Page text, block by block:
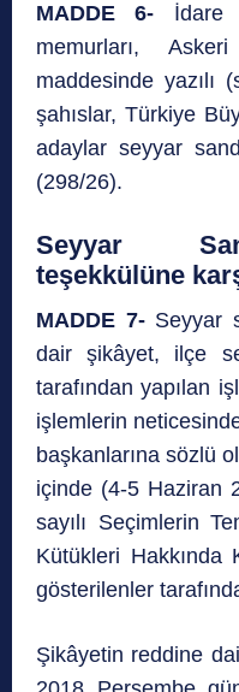
MADDE 6- İdare
memurları,
maddesinde yazılı
şahıslar, Türkiye
adaylar seyyar
(298/26).
Seyyar
teşekkülüne
MADDE 7-Seyyar
dair şikâyet, ilçe
tarafından yapılan
işlemlerin
başkanlarına sözlü
içinde (4-5 Haziran
sayılı Seçimlerin
Kütükleri Hakkında
gösterilenler
Şikâyetin reddine